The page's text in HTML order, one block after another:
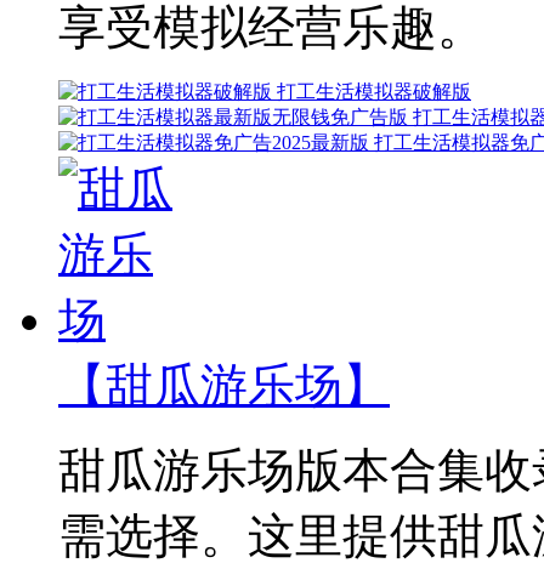
享受模拟经营乐趣。
打工生活模拟器破解版
打工生活模拟
打工生活模拟器免
【甜瓜游乐场】
甜瓜游乐场版本合集
需选择。这里提供甜